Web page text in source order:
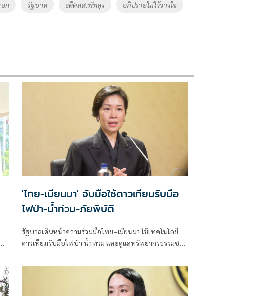
ก รัฐบาล อดีตสส.พัทลุง อภิปรายไม่ไว้วางใจ
'ไทย-เมียนมา' จับมือใช้ดาวเทียมรับมือ
ไฟป่า-น้ำท่วม-ภัยพิบัติ
รัฐบาลเดินหน้าความร่วมมือไทย–เมียนมา ใช้เทคโนโลยี
ดาวเทียมรับมือไฟป่า น้ำท่วม และดูแลทรัพยากรธรรมชาติ
กัน